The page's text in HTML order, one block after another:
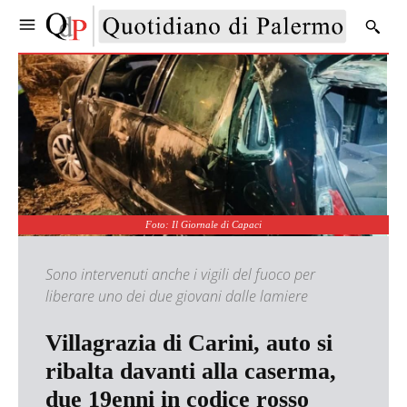
Foto: Il Giornale di Capaci
Sono intervenuti anche i vigili del fuoco per
liberare uno dei due giovani dalle lamiere
Villagrazia di Carini, auto si
ribalta davanti alla caserma,
due 19enni in codice rosso